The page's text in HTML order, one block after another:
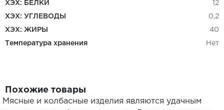
ХЭХ: БЕЛКИ 12
ХЭХ: УГЛЕВОДЫ 0,2
ХЭХ: ЖИРЫ 40
Температура хранения Нет
Похожие товары
Мясные и колбасные изделия являются удачным